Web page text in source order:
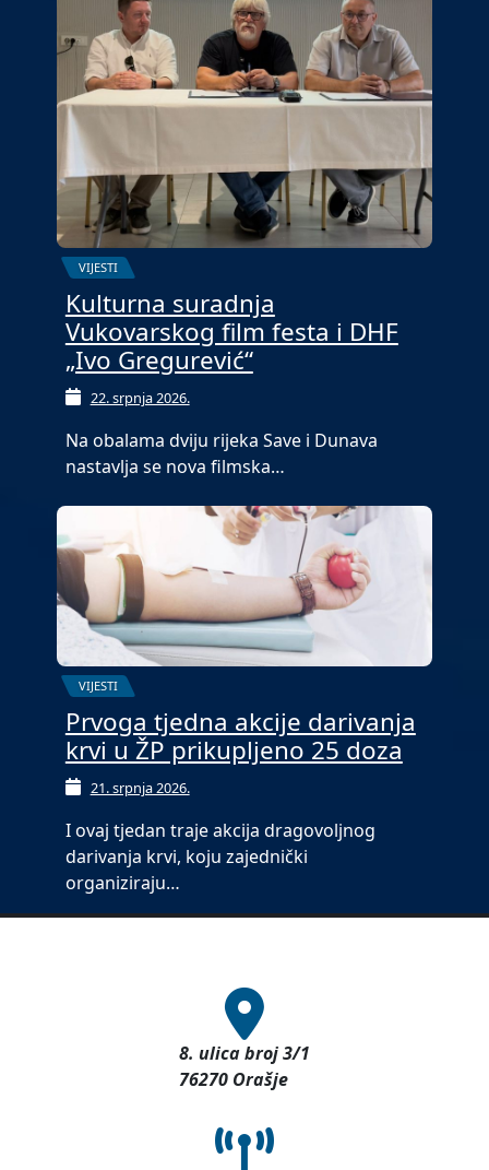
VIJESTI
Kulturna suradnja
Vukovarskog film festa i DHF
„Ivo Gregurević“
22. srpnja 2026.
Na obalama dviju rijeka Save i Dunava
nastavlja se nova filmska…
VIJESTI
Prvoga tjedna akcije darivanja
krvi u ŽP prikupljeno 25 doza
21. srpnja 2026.
I ovaj tjedan traje akcija dragovoljnog
darivanja krvi, koju zajednički
organiziraju…
8. ulica broj 3/1
76270 Orašje